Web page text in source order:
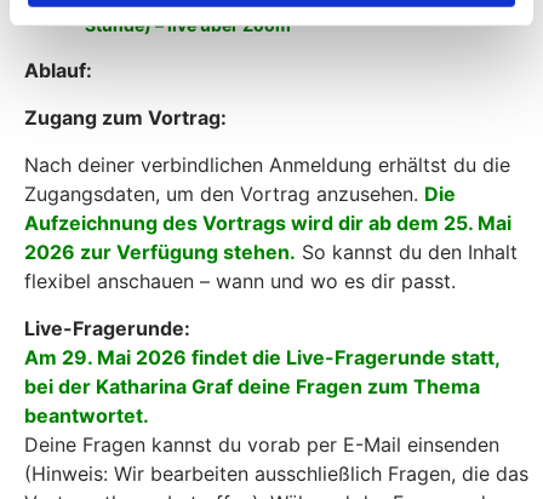
Stunde) – live über Zoom
Ablauf:
Zugang zum Vortrag:
Nach deiner verbindlichen Anmeldung erhältst du die
Zugangsdaten, um den Vortrag anzusehen. Die
Aufzeichnung des Vortrags wird dir ab dem 25. Mai
2026 zur Verfügung stehen. So kannst du den Inhalt
flexibel anschauen – wann und wo es dir passt.
Live-Fragerunde:
Am 29. Mai 2026 findet die Live-Fragerunde statt,
bei der Katharina Graf deine Fragen zum Thema
beantwortet.
Deine Fragen kannst du vorab per E-Mail einsenden
(Hinweis: Wir bearbeiten ausschließlich Fragen, die das